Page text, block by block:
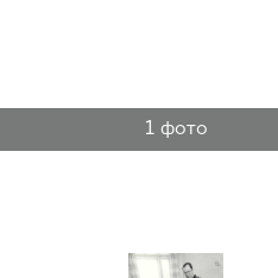
1 фото